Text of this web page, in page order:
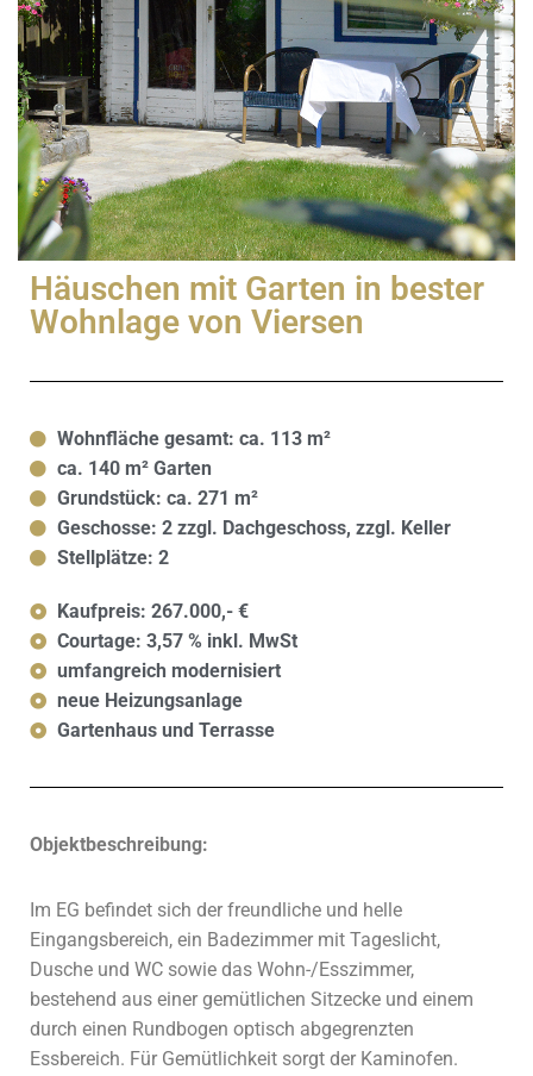
Häuschen mit Garten in bester
Wohnlage von Viersen
Wohnfläche gesamt: ca. 113 m²
ca. 140 m² Garten
Grundstück: ca. 271 m²
Geschosse: 2 zzgl. Dachgeschoss, zzgl. Keller
Stellplätze: 2
Kaufpreis: 267.000,- €
Courtage: 3,57 % inkl. MwSt
umfangreich modernisiert
neue Heizungsanlage
Gartenhaus und Terrasse
Objektbeschreibung:
Im EG befindet sich der freundliche und helle
Eingangsbereich, ein Badezimmer mit Tageslicht,
Dusche und WC sowie das Wohn-/Esszimmer,
bestehend aus einer gemütlichen Sitzecke und einem
durch einen Rundbogen optisch abgegrenzten
Essbereich. Für Gemütlichkeit sorgt der Kaminofen.